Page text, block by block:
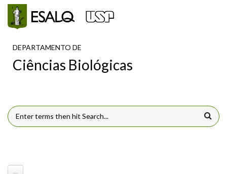
Pular para o conteúdo principal
DEPARTAMENTO DE
Ciências Biológicas
FORMULÁRIO DE BUSCA